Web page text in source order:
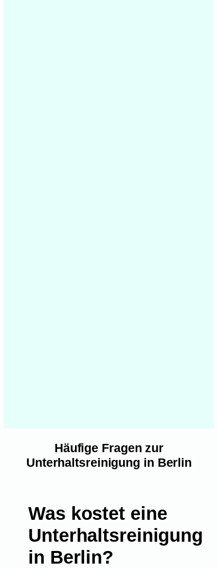
Häufige Fragen zur
Unterhaltsreinigung in Berlin
Was kostet eine
Unterhaltsreinigung
in Berlin?